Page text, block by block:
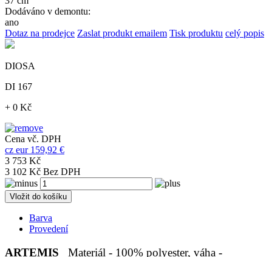
Dodáváno v demontu:
ano
Dotaz na prodejce Zaslat produkt emailem Tisk produktu celý popis
DIOSA
DI 167
+ 0 Kč
Cena vč. DPH
cz eur 159,92 €
3 753 Kč
3 102 Kč Bez DPH
Vložit do košíku
Barva
Provedení
ARTEMIS
Materiál - 100% polyester, váha -